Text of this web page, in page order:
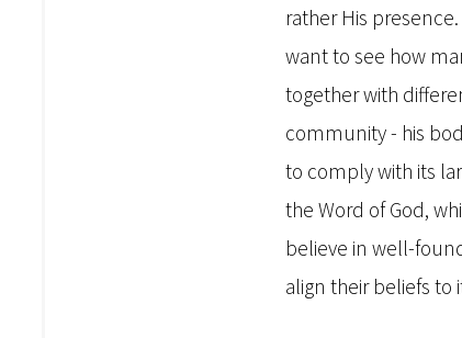
rather His
want to see how
together with
community - his
to comply with its
the Word of God,
believe in well-
align their beliefs to